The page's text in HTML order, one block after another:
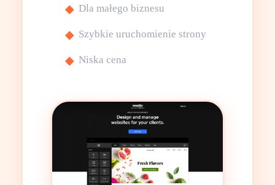
Dla małego biznesu
Szybkie uruchomienie strony
Niska cena